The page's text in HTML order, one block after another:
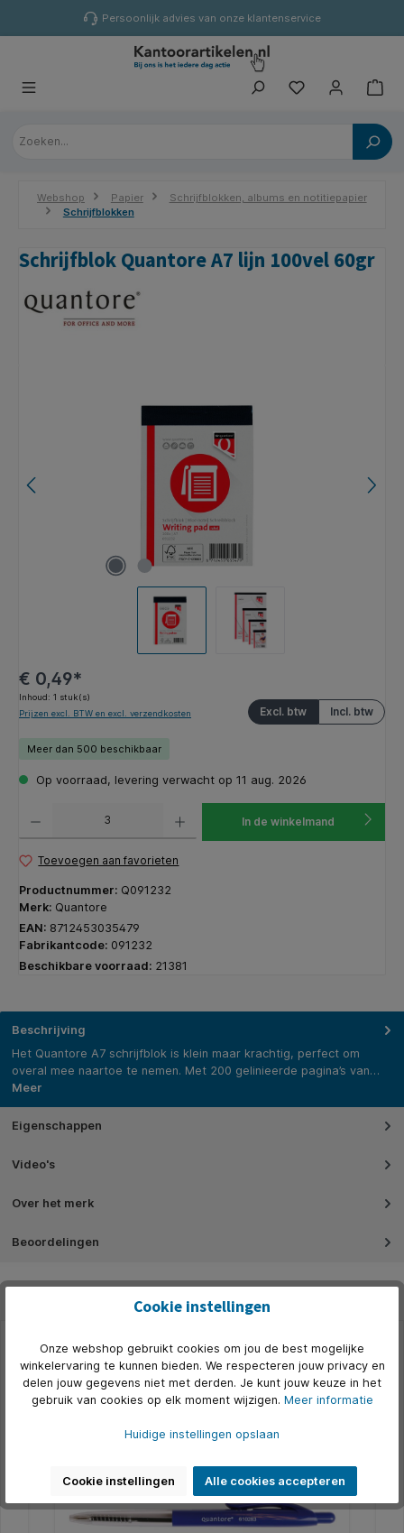
Persoonlijk advies van onze klantenservice
Webshop Papier
Schrijfblokken, albums en notitiepapier
Schrijfblokken
Schrijfblok Quantore A7 lijn 100vel 60gr
€ 0,49*
Inhoud: 1 stuk(s)
Incl. btw
Excl. btw
Prijzen excl. BTW en excl. verzendkosten
Meer dan 500 beschikbaar
Op voorraad, levering verwacht op 11 aug. 2026
In de winkelmand
Toevoegen aan favorieten
Productnummer: Q091232
Merk: Quantore
EAN: 8712453035479
Fabrikantcode: 091232
Beschikbare voorraad: 21381
Beschrijving
Het Quantore A7 schrijfblok is klein maar krachtig, perfect om
overal mee naartoe te nemen. Met 200 gelinieerde pagina’s van…
Meer
Eigenschappen
Video's
Over het merk
Beoordelingen
Productgalerij overslaan
Accessoires
500+ op voorraad
Cookie instellingen
Onze webshop gebruikt cookies om jou de best mogelijke
winkelervaring te kunnen bieden. We respecteren jouw privacy en
delen jouw gegevens niet met derden. Je kunt jouw keuze in het
gebruik van cookies op elk moment wijzigen. Meer informatie
Huidige instellingen opslaan
Cookie instellingen Alle cookies accepteren